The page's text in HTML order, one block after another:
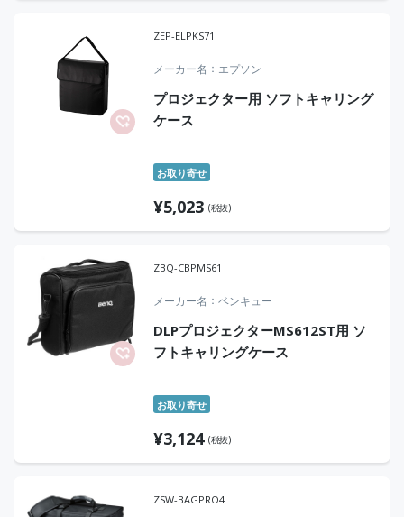
ZEP-ELPKS71
メーカー名 エプソン
プロジェクター用 ソフトキャリング
ケース
お取り寄せ
¥5,023 (税抜)
ZBQ-CBPMS61
メーカー名 ベンキュー
DLPプロジェクターMS612ST用 ソ
フトキャリングケース
お取り寄せ
¥3,124 (税抜)
ZSW-BAGPRO4